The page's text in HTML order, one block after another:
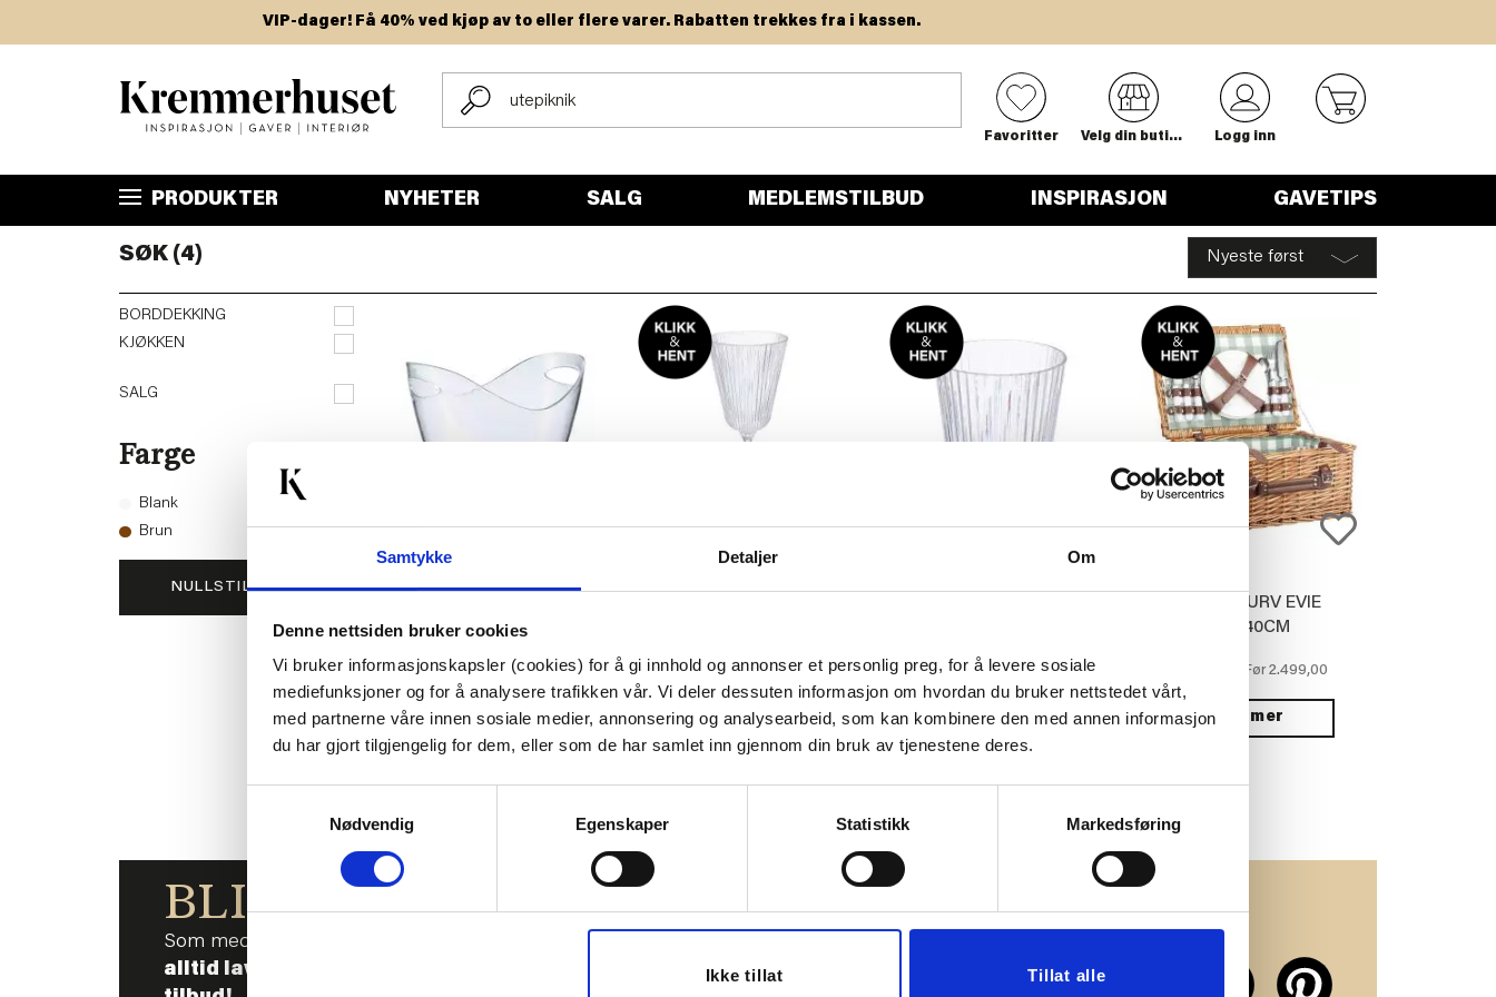
Samtykke Detaljer Om
Denne nettsiden bruker cookies
Vi bruker informasjonskapsler (cookies) for å gi innhold og annonser et personlig preg, for å levere sosiale
mediefunksjoner og for å analysere trafikken vår. Vi deler dessuten informasjon om hvordan du bruker nettstedet vårt,
med partnerne våre innen sosiale medier, annonsering og analysearbeid, som kan kombinere den med annen informasjon
du har gjort tilgjengelig for dem, eller som de har samlet inn gjennom din bruk av tjenestene deres.
Nødvendig
Egenskaper Statistikk Markedsføring
Ikke tillat Tillat alle
til
VIP-dager! Få 40% ved kjøp av to eller flere varer. Rabatten trekkes fra i kassen.
0
Favoritter Velg din butikk Logg inn
PRODUKTER NYHETER SALG MEDLEMSTILBUD INSPIRASJON GAVETIPS
BORDDEKKING
KJØKKEN
SALG
Farge
Blank
Brun
NULLSTILL VALG
SØK (4)
399,00
KJØP
23,97 Før79,90
Vis mer
17,97 Før59,90
Vis mer
PIKNIKKURV EVIE
30X40CM
Før2.499,00
Vis mer
BLI MED!
Som medlem i kundeklubben vår får du
alltid laveste pris